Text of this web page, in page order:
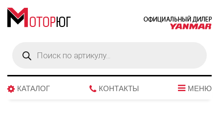
товаров
КАТАЛОГ КОНТАКТЫ МЕНЮ